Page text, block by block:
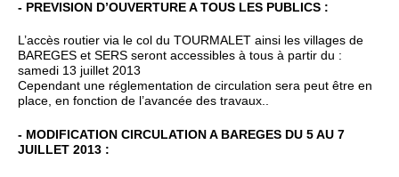
- PREVISION D’OUVERTURE A TOUS LES PUBLICS :
L’accès routier via le col du TOURMALET ainsi les villages de
BAREGES et SERS seront accessibles à tous à partir du :
samedi 13 juillet 2013
Cependant une réglementation de circulation sera peut être en
place, en fonction de l’avancée des travaux..
- MODIFICATION CIRCULATION A BAREGES DU 5 AU 7
JUILLET 2013 :